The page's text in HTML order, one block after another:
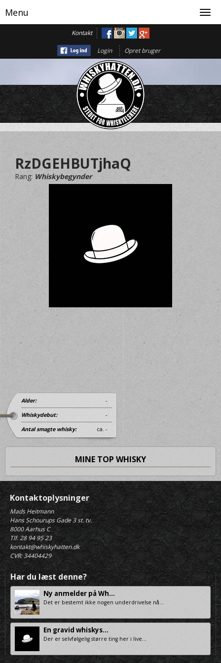
Kontakt
Login Opret bruger
Menu
RzDGEHBUTjhaQ
Rang: Whiskybegynder
Alder: -
Whiskydebut: -
Antal smagte whisky: ca. -
MINE TOP WHISKY
Kontaktoplysninger
Mads Heitmann
Hans Schourups Gade 3 st. tv.
8000 Aarhus C
Tlf. 28 94 95 23
kontakt@whiskyhatten.dk
CVR: 34404429
Har du læst denne?
Ny anmelder på Wh...
Det er bestemt ikke nogen underdrivelse nå...
En gravid whiskys...
Der er selvfølgelig større ting her i live...